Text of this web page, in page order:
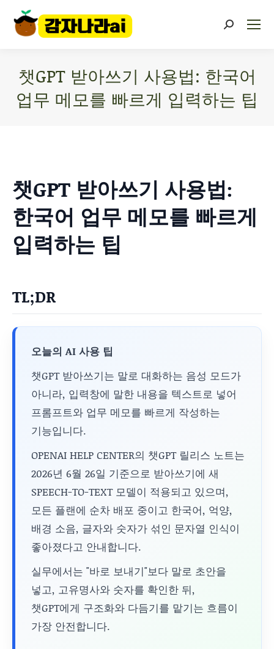
챗GPT 받아쓰기 사용법: 한국어
업무 메모를 빠르게 입력하는 팁
챗GPT 받아쓰기 사용법:
한국어 업무 메모를 빠르게
입력하는 팁
TL;DR
오늘의 AI 사용 팁
챗GPT 받아쓰기는 말로 대화하는 음성 모드가
아니라, 입력창에 말한 내용을 텍스트로 넣어
프롬프트와 업무 메모를 빠르게 작성하는
기능입니다.
OPENAI HELP CENTER의 챗GPT 릴리스 노트는
2026년 6월 26일 기준으로 받아쓰기에 새
SPEECH-TO-TEXT 모델이 적용되고 있으며,
모든 플랜에 순차 배포 중이고 한국어, 억양,
배경 소음, 글자와 숫자가 섞인 문자열 인식이
좋아졌다고 안내합니다.
실무에서는 "바로 보내기"보다 말로 초안을
넣고, 고유명사와 숫자를 확인한 뒤,
챗GPT에게 구조화와 다듬기를 맡기는 흐름이
가장 안전합니다.